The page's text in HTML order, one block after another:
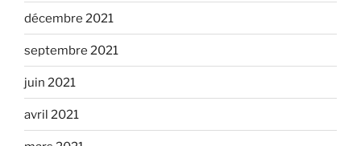
décembre 2021
septembre 2021
juin 2021
avril 2021